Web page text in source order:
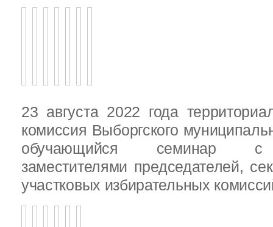
23 августа 2022 года
комиссия Выборгского
обучающийся семинар с
заместителями председателей,
участковых избирательных